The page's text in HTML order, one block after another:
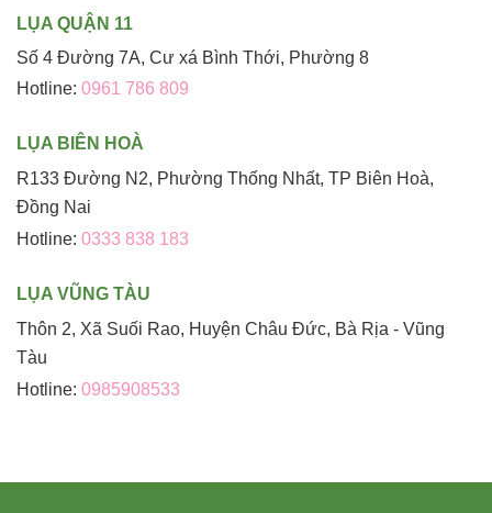
LỤA QUẬN 11
Số 4 Đường 7A, Cư xá Bình Thới, Phường 8
Hotline: 0961 786 809
LỤA BIÊN HOÀ
R133 Đường N2, Phường Thống Nhất, TP Biên Hoà,
Đồng Nai
Hotline: 0333 838 183
LỤA VŨNG TÀU
Thôn 2, Xã Suối Rao, Huyện Châu Đức, Bà Rịa - Vũng
Tàu
Hotline: 0985908533